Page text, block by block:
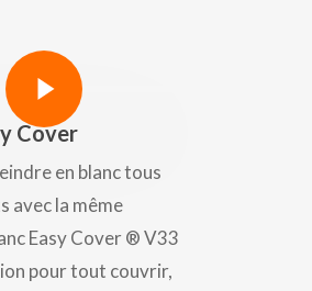
Play Video
Play Video
Cover
en blanc tous
avec la même
Easy Cover ® V33
pour tout couvrir,